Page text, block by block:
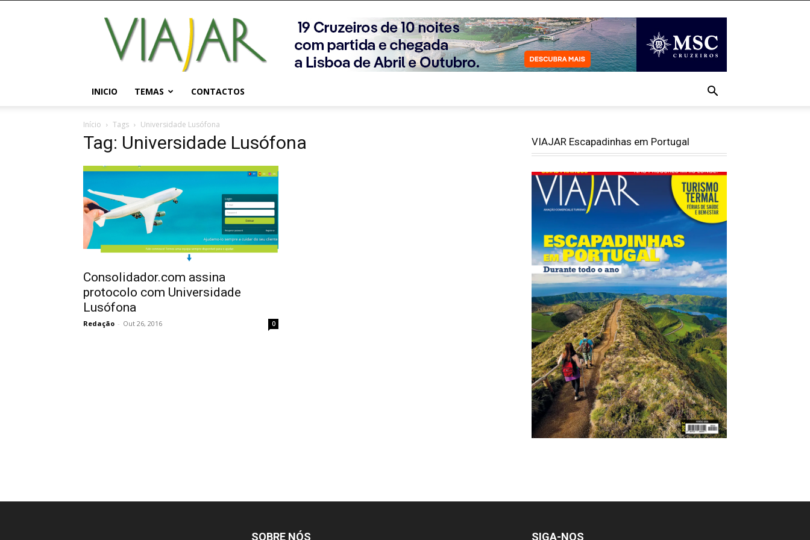
Viajar
Magazine
Online
INICIO TEMAS CONTACTOS
Início Tags Universidade Lusófona
Tag: Universidade Lusófona
Consolidador.com assina
protocolo com Universidade
Lusófona
Redação - Out 26, 2016 0
VIAJAR Escapadinhas em Portugal
SOBRE NÓS SIGA-NOS